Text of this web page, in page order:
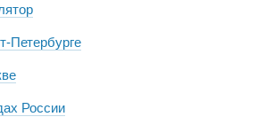
Петербурге
России